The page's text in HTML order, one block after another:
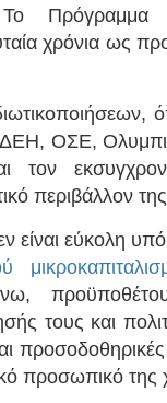
Το
χρόνια ως
ΟΣΕ,
τον
περιβάλλον
είναι εύκολη
τους και
προσωπικό